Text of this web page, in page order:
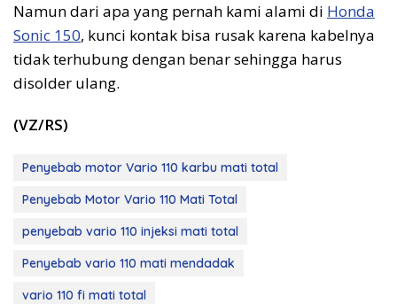
Namun dari apa yang pernah kami alami di Honda
Sonic 150, kunci kontak bisa rusak karena kabelnya
tidak terhubung dengan benar sehingga harus
disolder ulang.
(VZ/RS)
Penyebab motor Vario 110 karbu mati total
Penyebab Motor Vario 110 Mati Total
penyebab vario 110 injeksi mati total
Penyebab vario 110 mati mendadak
vario 110 fi mati total